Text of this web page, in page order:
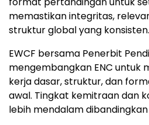
memastikan integritas,
struktur global yang konsisten.
EWCF bersama Penerbit
mengembangkan ENC untuk
kerja dasar, struktur, dan
awal. Tingkat kemitraan dan
lebih mendalam